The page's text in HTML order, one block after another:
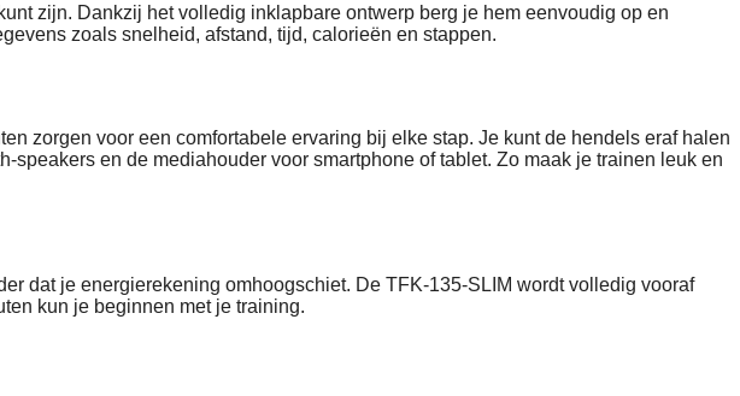
zijn. Dankzij het volledig inklapbare ontwerp berg je hem eenvoudig op en
zoals snelheid, afstand, tijd, calorieën en stappen.
zorgen voor een comfortabele ervaring bij elke stap. Je kunt de hendels eraf halen
en de mediahouder voor smartphone of tablet. Zo maak je trainen leuk en
dat je energierekening omhoogschiet. De TFK-135-SLIM wordt volledig vooraf
kun je beginnen met je training.